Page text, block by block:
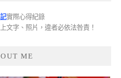
實際心得紀錄
文字、照片，違者必依法咎責！
ME